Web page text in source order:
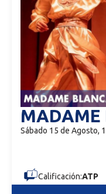
MADAME
Sábado 15 de Agosto,
Calificación:ATP